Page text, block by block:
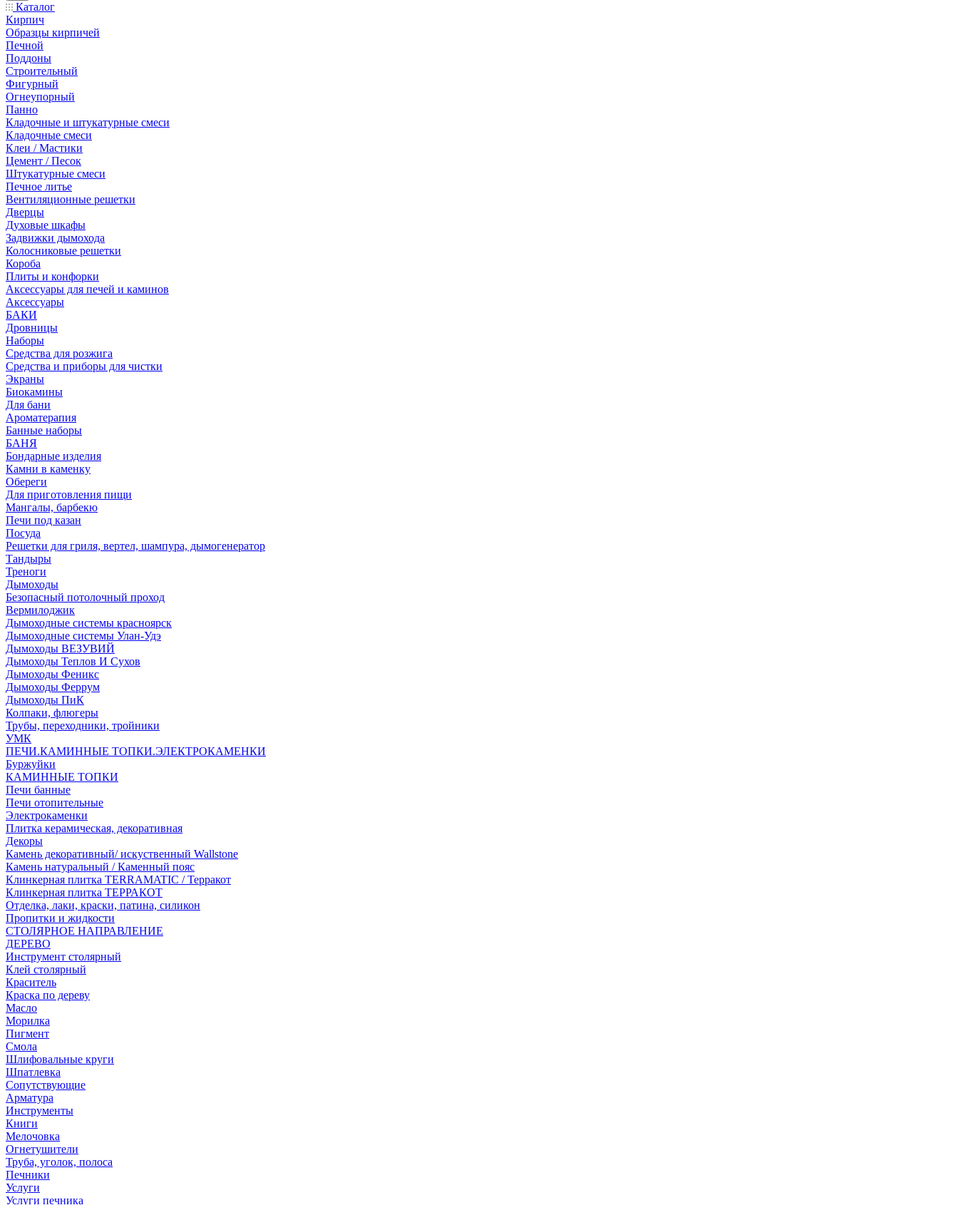
Каталог
Кирпич
Образцы кирпичей
Печной
Поддоны
Строительный
Фигурный
Огнеупорный
Панно
Кладочные и штукатурные смеси
Кладочные смеси
Клеи / Мастики
Цемент / Песок
Штукатурные смеси
Печное литье
Вентиляционные решетки
Дверцы
Духовые шкафы
Задвижки дымохода
Колосниковые решетки
Короба
Плиты и конфорки
Аксессуары для печей и каминов
Аксессуары
БАКИ
Дровницы
Наборы
Средства для розжига
Средства и приборы для чистки
Экраны
Биокамины
Для бани
Ароматерапия
Банные наборы
БАНЯ
Бондарные изделия
Камни в каменку
Обереги
Для приготовления пищи
Мангалы, барбекю
Печи под казан
Посуда
Решетки для гриля, вертел, шампура, дымогенератор
Тандыры
Треноги
Дымоходы
Безопасный потолочный проход
Вермилоджик
Дымоходные системы красноярск
Дымоходные системы Улан-Удэ
Дымоходы ВЕЗУВИЙ
Дымоходы Теплов И Сухов
Дымоходы Феникс
Дымоходы Феррум
Дымоходы ПиК
Колпаки, флюгеры
Трубы, переходники, тройники
УМК
ПЕЧИ.КАМИННЫЕ ТОПКИ.ЭЛЕКТРОКАМЕНКИ
Буржуйки
КАМИННЫЕ ТОПКИ
Печи банные
Печи отопительные
Электрокаменки
Плитка керамическая, декоративная
Декоры
Камень декоративный/ искуственный Wallstone
Камень натуральный / Каменный пояс
Клинкерная плитка TERRAMATIC / Терракот
Клинкерная плитка ТЕРРАКОТ
Отделка, лаки, краски, патина, силикон
Пропитки и жидкости
СТОЛЯРНОЕ НАПРАВЛЕНИЕ
ДЕРЕВО
Инструмент столярный
Клей столярный
Краситель
Краска по дереву
Масло
Морилка
Пигмент
Смола
Шлифовальные круги
Шпатлевка
Сопутствующие
Арматура
Инструменты
Книги
Мелочовка
Огнетушители
Труба, уголок, полоса
Печники
Услуги
Услуги печника